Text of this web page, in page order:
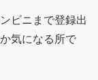
ビニまで登録出
気になる所で